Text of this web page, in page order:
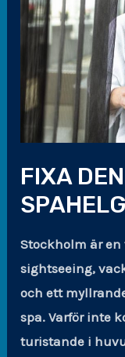
FIXA
Stockholm är
sightseeing,
och ett
spa. Varför inte
turistande i